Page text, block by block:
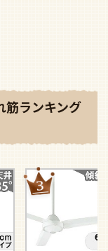
筋ランキング